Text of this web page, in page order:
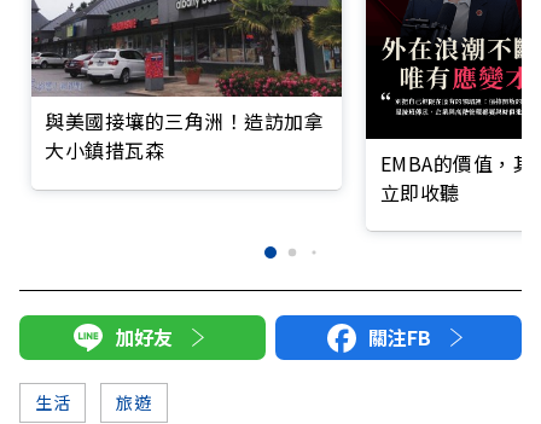
與美國接壤的三角洲！造訪加拿
大小鎮措瓦森
EMBA的價值，
立即收聽
加好友 關注FB
生活 旅遊